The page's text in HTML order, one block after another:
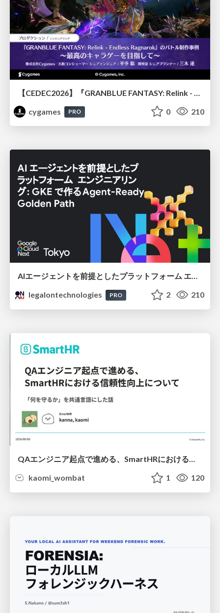
cygames
PRO 0 210
AIエージェントを前提としたプラットフォーム エンジニアリング：GKEで作るAgent-Ready Golden Path
legalontechnologies
PRO 2 210
QAエンジニア起点で進める、SmartHRにおける信頼性向上について
kaomi_wombat
1 120